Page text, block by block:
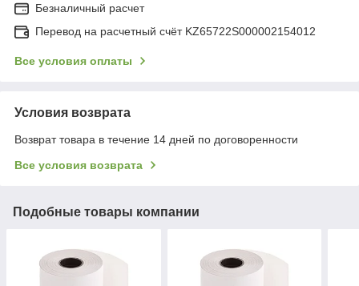
Безналичный расчет
Перевод на расчетный счёт KZ65722S000002154012
Все условия оплаты
Условия возврата
Возврат товара в течение 14 дней по договоренности
Все условия возврата
Подобные товары компании